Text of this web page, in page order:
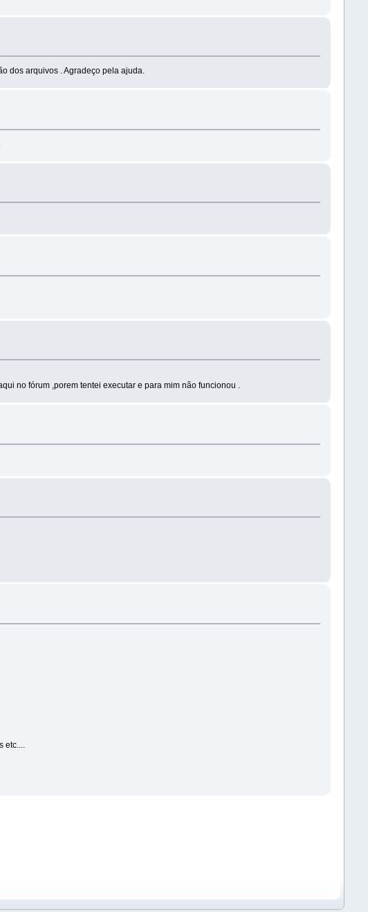
dos arquivos . Agradeço pela ajuda.
no fórum ,porem tentei executar e para mim não funcionou .